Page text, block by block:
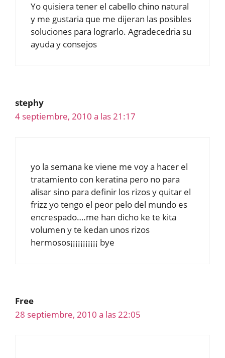
Yo quisiera tener el cabello chino natural
y me gustaria que me dijeran las posibles
soluciones para lograrlo. Agradecedria su
ayuda y consejos
stephy
4 septiembre, 2010 a las 21:17
yo la semana ke viene me voy a hacer el
tratamiento con keratina pero no para
alisar sino para definir los rizos y quitar el
frizz yo tengo el peor pelo del mundo es
encrespado….me han dicho ke te kita
volumen y te kedan unos rizos
hermosos¡¡¡¡¡¡¡¡¡¡¡ bye
Free
28 septiembre, 2010 a las 22:05